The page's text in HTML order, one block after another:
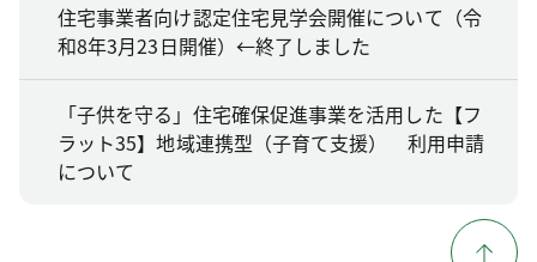
住宅事業者向け認定住宅見学会開催について（令
和8年3月23日開催）←終了しました
「子供を守る」住宅確保促進事業を活用した【フ
ラット35】地域連携型（子育て支援） 利用申請
について